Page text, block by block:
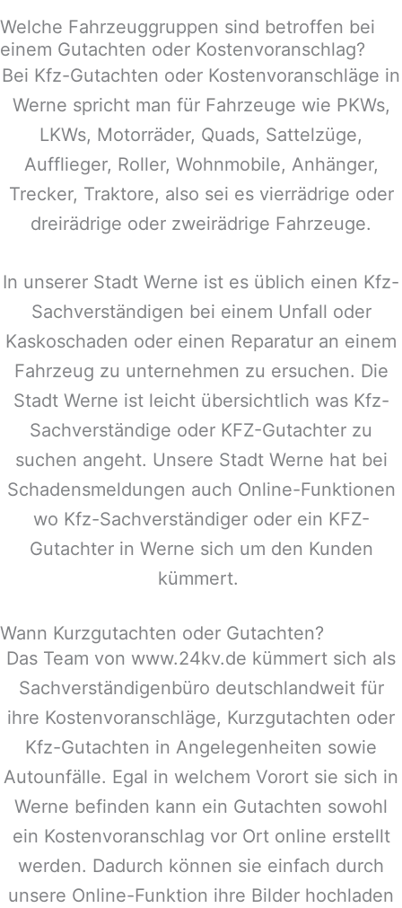
Welche Fahrzeuggruppen sind betroffen bei
einem Gutachten oder Kostenvoranschlag?
Bei Kfz-Gutachten oder Kostenvoranschläge in
Werne spricht man für Fahrzeuge wie PKWs,
LKWs, Motorräder, Quads, Sattelzüge,
Aufflieger, Roller, Wohnmobile, Anhänger,
Trecker, Traktore, also sei es vierrädrige oder
dreirädrige oder zweirädrige Fahrzeuge.
In unserer Stadt Werne ist es üblich einen Kfz-
Sachverständigen bei einem Unfall oder
Kaskoschaden oder einen Reparatur an einem
Fahrzeug zu unternehmen zu ersuchen. Die
Stadt Werne ist leicht übersichtlich was Kfz-
Sachverständige oder KFZ-Gutachter zu
suchen angeht. Unsere Stadt Werne hat bei
Schadensmeldungen auch Online-Funktionen
wo Kfz-Sachverständiger oder ein KFZ-
Gutachter in Werne sich um den Kunden
kümmert.
Wann Kurzgutachten oder Gutachten?
Das Team von www.24kv.de kümmert sich als
Sachverständigenbüro deutschlandweit für
ihre Kostenvoranschläge, Kurzgutachten oder
Kfz-Gutachten in Angelegenheiten sowie
Autounfälle. Egal in welchem Vorort sie sich in
Werne befinden kann ein Gutachten sowohl
ein Kostenvoranschlag vor Ort online erstellt
werden. Dadurch können sie einfach durch
unsere Online-Funktion ihre Bilder hochladen